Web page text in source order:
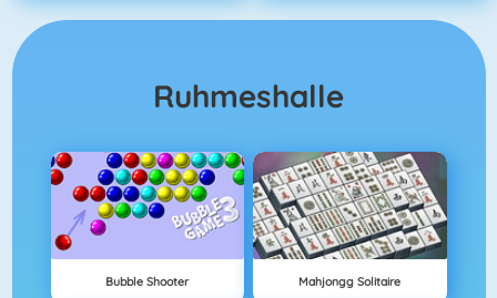
Ruhmeshalle
Bubble Shooter Mahjongg Solitaire